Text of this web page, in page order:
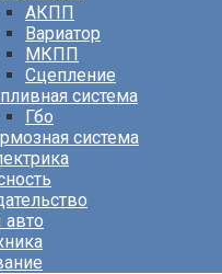
АКПП
Вариатор
МКПП
Сцепление
система
Гбо
система